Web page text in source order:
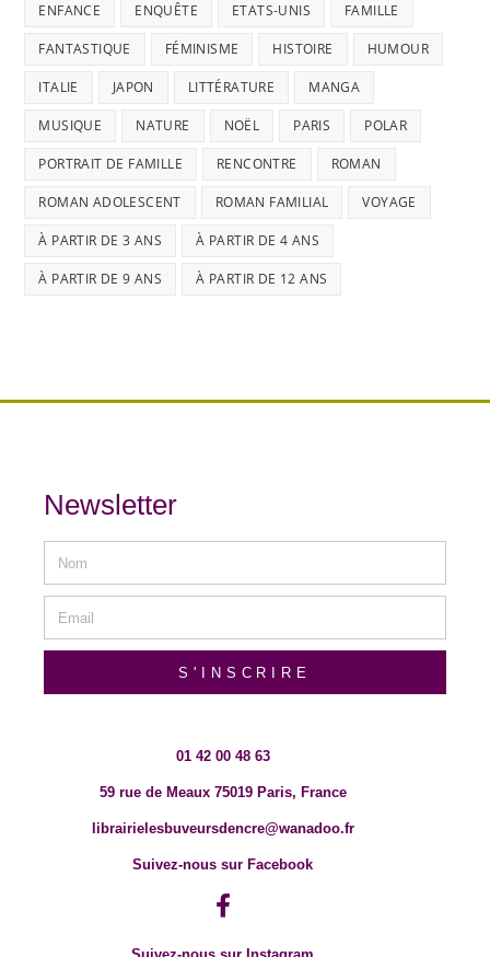
ENFANCE ENQUÊTE ETATS-UNIS FAMILLE
FANTASTIQUE FÉMINISME HISTOIRE HUMOUR
ITALIE JAPON LITTÉRATURE MANGA
MUSIQUE NATURE NOËL PARIS POLAR
PORTRAIT DE FAMILLE RENCONTRE ROMAN
ROMAN ADOLESCENT ROMAN FAMILIAL VOYAGE
À PARTIR DE 3 ANS À PARTIR DE 4 ANS
À PARTIR DE 9 ANS À PARTIR DE 12 ANS
Newsletter
S'INSCRIRE
01 42 00 48 63
59 rue de Meaux 75019 Paris, France
librairielesbuveursdencre@wanadoo.fr
Suivez-nous sur Facebook